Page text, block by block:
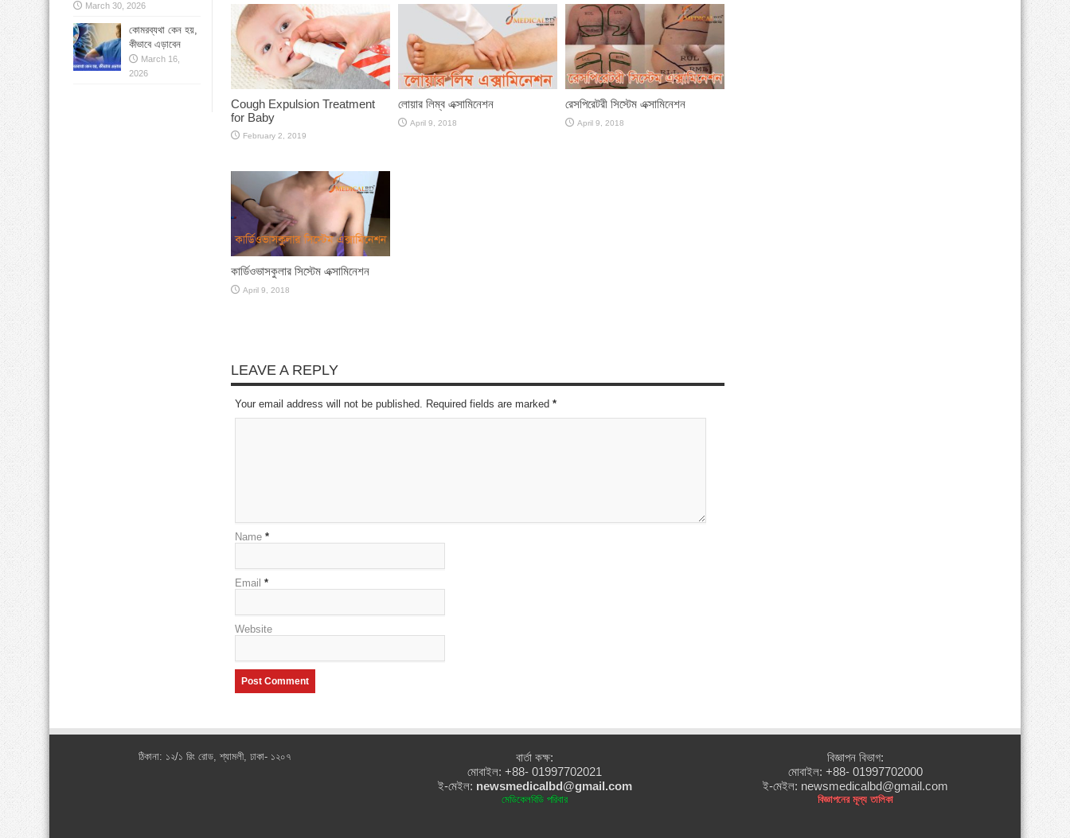
Cough Expulsion Treatment
for Baby
February 2, 2019
লোয়ার লিম্ব এক্সামিনেশন
April 9, 2018
রেসপিরেটরী সিস্টেম এক্সামিনেশন
April 9, 2018
কার্ডিওভাসকুলার সিস্টেম এক্সামিনেশন
April 9, 2018
LEAVE A REPLY
Your email address will not be published. Required fields are marked *
Name *
Email *
Website
March 30, 2026
কোমরব্যথা কেন হয়,
কীভাবে এড়াবেন
March 16,
2026
ঠিকানা: ১২/১ রিং রোড, শ্যামলী, ঢাকা- ১২০৭
বার্তা কক্ষ:
মোবাইল: +88- 01997702021
ই-মেইল: newsmedicalbd@gmail.com
মেডিকেলবিডি পরিবার
বিজ্ঞাপন বিভাগ:
মোবাইল: +88- 01997702000
ই-মেইল: newsmedicalbd@gmail.com
বিজ্ঞাপনের মূল্য তালিকা